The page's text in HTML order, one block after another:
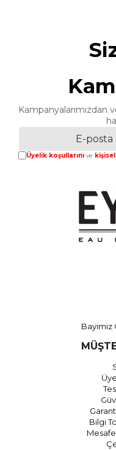
Üyelik koşullarınıve
Bayimiz
Bilgi